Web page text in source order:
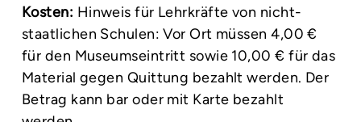
Kosten: Hinweis für Lehrkräfte von nicht-
staatlichen Schulen: Vor Ort müssen 4,00 €
für den Museumseintritt sowie 10,00 € für das
Material gegen Quittung bezahlt werden. Der
Betrag kann bar oder mit Karte bezahlt